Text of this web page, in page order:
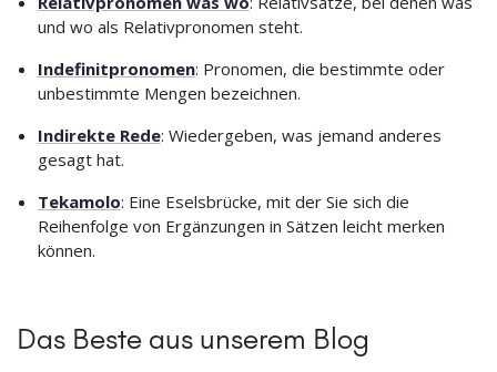
und wo als Relativpronomen steht.
Indefinitpronomen: Pronomen, die bestimmte oder
unbestimmte Mengen bezeichnen.
Indirekte Rede: Wiedergeben, was jemand anderes
gesagt hat.
Tekamolo: Eine Eselsbrücke, mit der Sie sich die
Reihenfolge von Ergänzungen in Sätzen leicht merken
können.
Das Beste aus unserem Blog